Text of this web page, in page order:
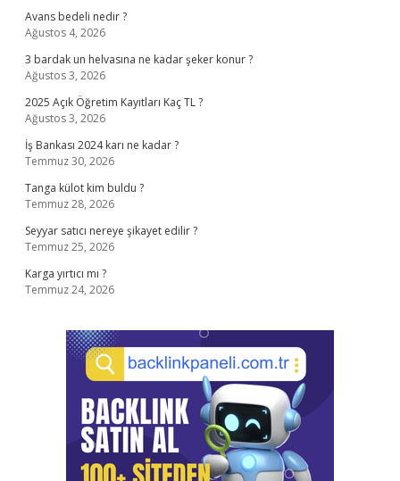
Avans bedeli nedir ?
Ağustos 4, 2026
3 bardak un helvasına ne kadar şeker konur ?
Ağustos 3, 2026
2025 Açık Öğretim Kayıtları Kaç TL ?
Ağustos 3, 2026
İş Bankası 2024 karı ne kadar ?
Temmuz 30, 2026
Tanga külot kim buldu ?
Temmuz 28, 2026
Seyyar satıcı nereye şikayet edilir ?
Temmuz 25, 2026
Karga yırtıcı mı ?
Temmuz 24, 2026